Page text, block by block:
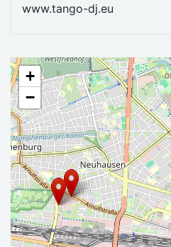
www.tango-dj.eu
+
−